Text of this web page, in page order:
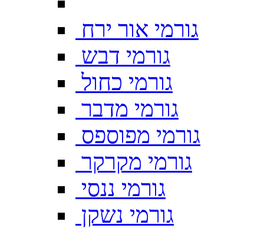
גורמי אור ירח
גורמי דבש
גורמי כחול
גורמי מדבר
גורמי מפוספס
גורמי מקרקר
גורמי ננסי
גורמי נשקן